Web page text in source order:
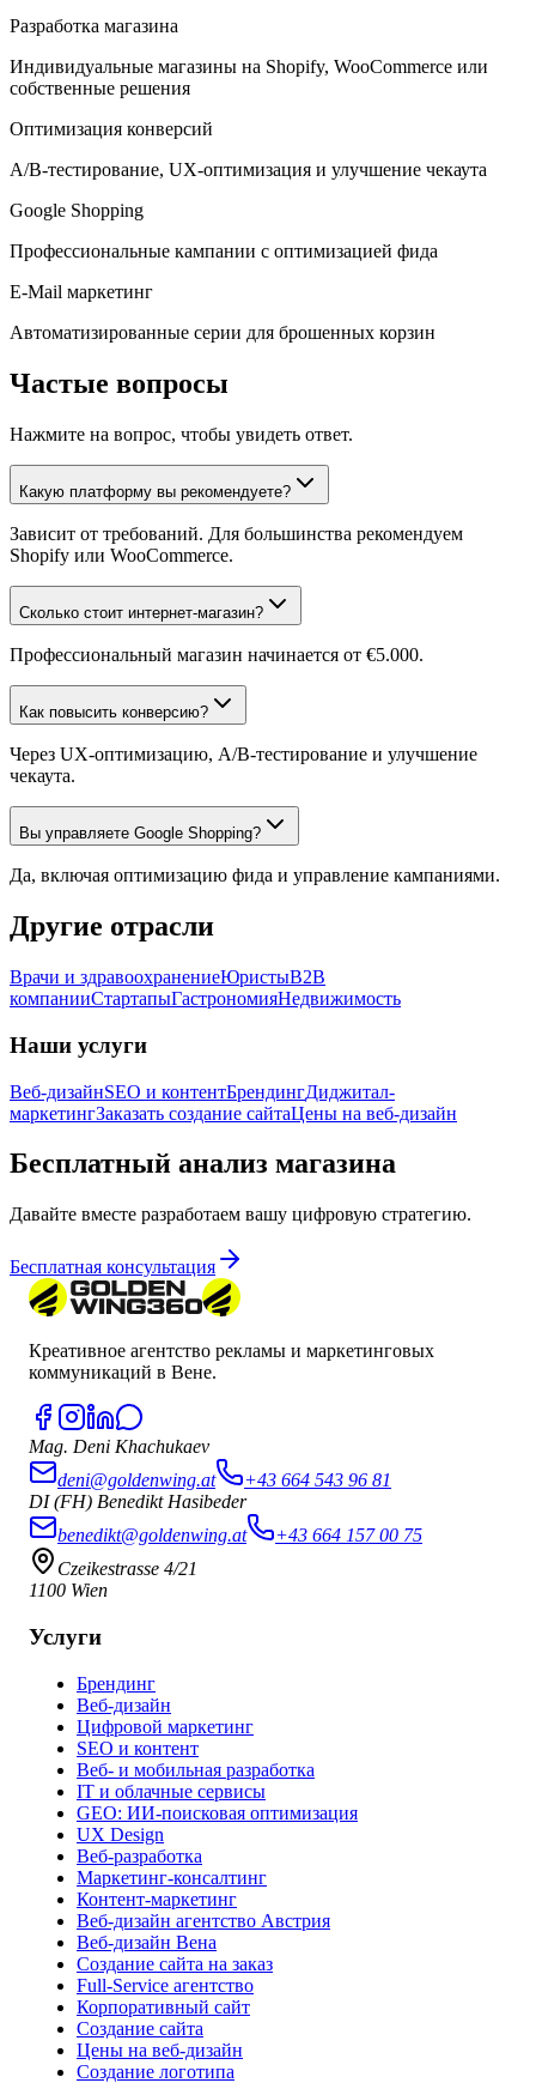
Разработка магазина
Индивидуальные магазины на Shopify, WooCommerce или
собственные решения
Оптимизация конверсий
A/B-тестирование, UX-оптимизация и улучшение чекаута
Google Shopping
Профессиональные кампании с оптимизацией фида
E-Mail маркетинг
Автоматизированные серии для брошенных корзин
Частые вопросы
Нажмите на вопрос, чтобы увидеть ответ.
Какую платформу вы рекомендуете?
Зависит от требований. Для большинства рекомендуем
Shopify или WooCommerce.
Сколько стоит интернет-магазин?
Профессиональный магазин начинается от €5.000.
Как повысить конверсию?
Через UX-оптимизацию, A/B-тестирование и улучшение
чекаута.
Вы управляете Google Shopping?
Да, включая оптимизацию фида и управление кампаниями.
Другие отрасли
Врачи и здравоохранениеЮристыB2B
компанииСтартапыГастрономияНедвижимость
Наши услуги
Веб-дизайнSEO и контентБрендингДиджитал-
маркетингЗаказать создание сайтаЦены на веб-дизайн
Бесплатный анализ магазина
Давайте вместе разработаем вашу цифровую стратегию.
Бесплатная консультация
Креативное агентство рекламы и маркетинговых
коммуникаций в Вене.
Mag. Deni Khachukaev
deni@goldenwing.at
+43 664 543 96 81
DI (FH) Benedikt Hasibeder
benedikt@goldenwing.at
+43 664 157 00 75
Czeikestrasse 4/21
1100 Wien
Услуги
Брендинг
Веб-дизайн
Цифровой маркетинг
SEO и контент
Веб- и мобильная разработка
IT и облачные сервисы
GEO: ИИ-поисковая оптимизация
UX Design
Веб-разработка
Маркетинг-консалтинг
Контент-маркетинг
Веб-дизайн агентство Австрия
Веб-дизайн Вена
Создание сайта на заказ
Full-Service агентство
Корпоративный сайт
Создание сайта
Цены на веб-дизайн
Создание логотипа